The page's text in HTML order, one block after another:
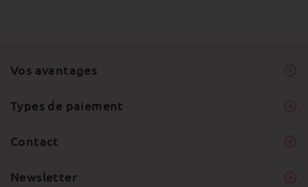
Vos avantages
Types de paiement
Contact
Newsletter